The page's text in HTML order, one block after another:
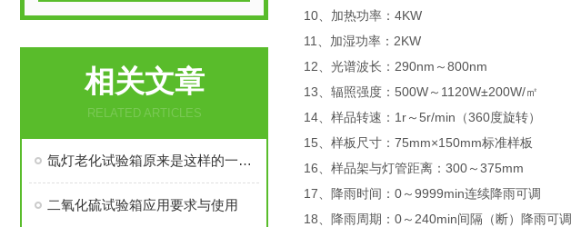
相关文章
RELATED ARTICLES
氙灯老化试验箱原来是这样的一款产品
二氧化硫试验箱应用要求与使用
10、加热功率：4KW
11、加湿功率：2KW
12、光谱波长：290nm～800nm
13、辐照强度：500W～1120W±200W/㎡
14、样品转速：1r～5r/min（360度旋转）
15、样板尺寸：75mm×150mm标准样板
16、样品架与灯管距离：300～375mm
17、降雨时间：0～9999min连续降雨可调
18、降雨周期：0～240min间隔（断）降雨可调